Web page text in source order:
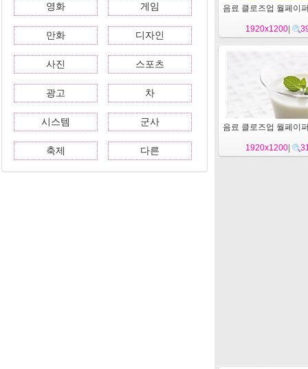
영화 게임
만화 디자인
사진 스포츠
광고 차
시스템 군사
축제 다른
음료 클로즈업 월페이
1920x1200
음료 클로즈업 월페이
1920x1200